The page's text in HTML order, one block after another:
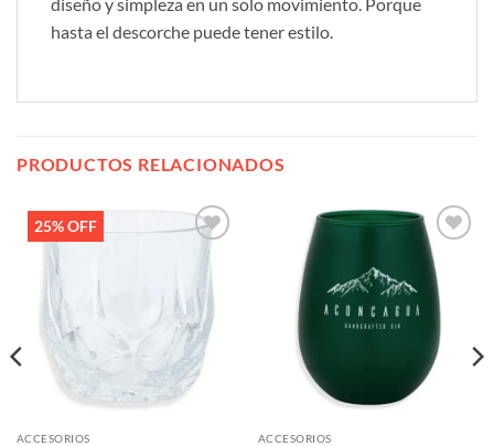
hasta el descorche puede tener estilo.
PRODUCTOS RELACIONADOS
25% OFF
deseos
ACCESORIOS
Añadir
lista de
deseos
ACCESORIOS